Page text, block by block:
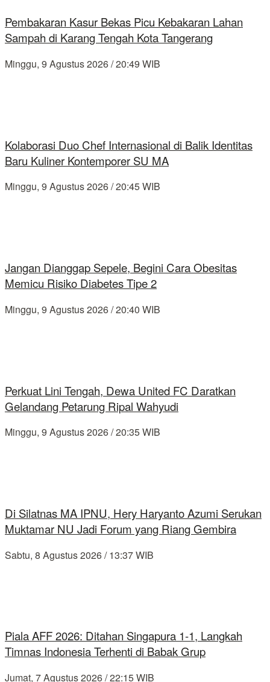
Pembakaran Kasur Bekas Picu Kebakaran Lahan
Sampah di Karang Tengah Kota Tangerang
Minggu, 9 Agustus 2026 / 20:49 WIB
Kolaborasi Duo Chef Internasional di Balik Identitas
Baru Kuliner Kontemporer SU MA
Minggu, 9 Agustus 2026 / 20:45 WIB
Jangan Dianggap Sepele, Begini Cara Obesitas
Memicu Risiko Diabetes Tipe 2
Minggu, 9 Agustus 2026 / 20:40 WIB
Perkuat Lini Tengah, Dewa United FC Daratkan
Gelandang Petarung Ripal Wahyudi
Minggu, 9 Agustus 2026 / 20:35 WIB
Di Silatnas MA IPNU, Hery Haryanto Azumi Serukan
Muktamar NU Jadi Forum yang Riang Gembira
Sabtu, 8 Agustus 2026 / 13:37 WIB
Piala AFF 2026: Ditahan Singapura 1-1, Langkah
Timnas Indonesia Terhenti di Babak Grup
Jumat, 7 Agustus 2026 / 22:15 WIB